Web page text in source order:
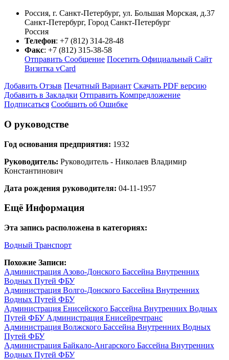
Россия, г. Санкт-Петербург, ул. Большая Морская, д.37
Санкт-Петербург, Город Санкт-Петербург
Россия
Телефон: +7 (812) 314-28-48
Факс: +7 (812) 315-38-58
Отправить Сообщение Посетить Официальный Сайт
Визитка vCard
Добавить Отзыв Печатный Вариант Скачать PDF версию
Добавить в Закладки Отправить Компредложение
Подписаться Сообщить об Ошибке
О руководстве
Год основания предприятия: 1932
Руководитель: Руководитель - Николаев Владимир
Константинович
Дата рождения руководителя: 04-11-1957
Ещё Информация
Эта запись расположена в категориях:
Водный Транспорт
Похожие Записи:
Администрация Азово-Донского Бассейна Внутренних
Водных Путей ФБУ
Администрация Волго-Донского Бассейна Внутренних
Водных Путей ФБУ
Администрация Енисейского Бассейна Внутренних Водных
Путей ФБУ Администрация Енисейречтранс
Администрация Волжского Бассейна Внутренних Водных
Путей ФБУ
Администрация Байкало-Ангарского Бассейна Внутренних
Водных Путей ФБУ